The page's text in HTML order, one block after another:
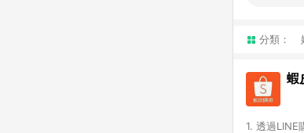
分類：
蝦
1. 透過LINE